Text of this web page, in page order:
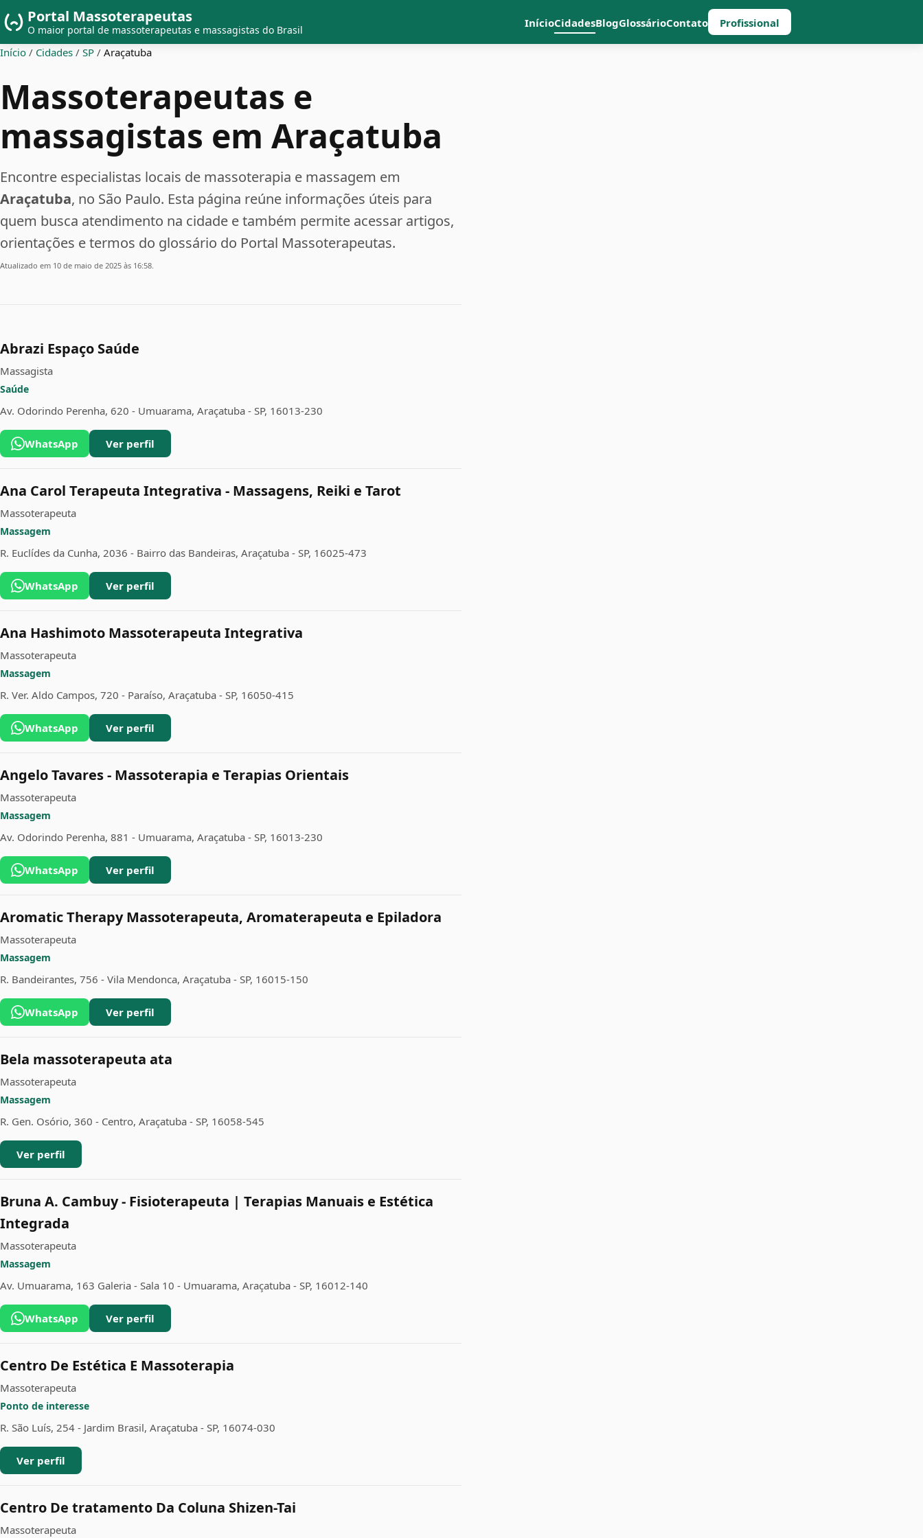
Portal Massoterapeutas
O maior portal de massoterapeutas e massagistas do Brasil
InícioCidadesBlogGlossárioContato Profissional
Início / Cidades / SP / Araçatuba
Massoterapeutas e
massagistas em Araçatuba
Encontre especialistas locais de massoterapia e massagem em
Araçatuba, no São Paulo. Esta página reúne informações úteis para
quem busca atendimento na cidade e também permite acessar artigos,
orientações e termos do glossário do Portal Massoterapeutas.
Atualizado em 10 de maio de 2025 às 16:58.
Abrazi Espaço Saúde
Massagista
Saúde
Av. Odorindo Perenha, 620 - Umuarama, Araçatuba - SP, 16013-230
WhatsApp Ver perfil
Ana Carol Terapeuta Integrativa - Massagens, Reiki e Tarot
Massoterapeuta
Massagem
R. Euclídes da Cunha, 2036 - Bairro das Bandeiras, Araçatuba - SP, 16025-473
WhatsApp Ver perfil
Ana Hashimoto Massoterapeuta Integrativa
Massoterapeuta
Massagem
R. Ver. Aldo Campos, 720 - Paraíso, Araçatuba - SP, 16050-415
WhatsApp Ver perfil
Angelo Tavares - Massoterapia e Terapias Orientais
Massoterapeuta
Massagem
Av. Odorindo Perenha, 881 - Umuarama, Araçatuba - SP, 16013-230
WhatsApp Ver perfil
Aromatic Therapy Massoterapeuta, Aromaterapeuta e Epiladora
Massoterapeuta
Massagem
R. Bandeirantes, 756 - Vila Mendonca, Araçatuba - SP, 16015-150
WhatsApp Ver perfil
Bela massoterapeuta ata
Massoterapeuta
Massagem
R. Gen. Osório, 360 - Centro, Araçatuba - SP, 16058-545
Ver perfil
Bruna A. Cambuy - Fisioterapeuta | Terapias Manuais e Estética
Integrada
Massoterapeuta
Massagem
Av. Umuarama, 163 Galeria - Sala 10 - Umuarama, Araçatuba - SP, 16012-140
WhatsApp Ver perfil
Centro De Estética E Massoterapia
Massoterapeuta
Ponto de interesse
R. São Luís, 254 - Jardim Brasil, Araçatuba - SP, 16074-030
Ver perfil
Centro De tratamento Da Coluna Shizen-Tai
Massoterapeuta